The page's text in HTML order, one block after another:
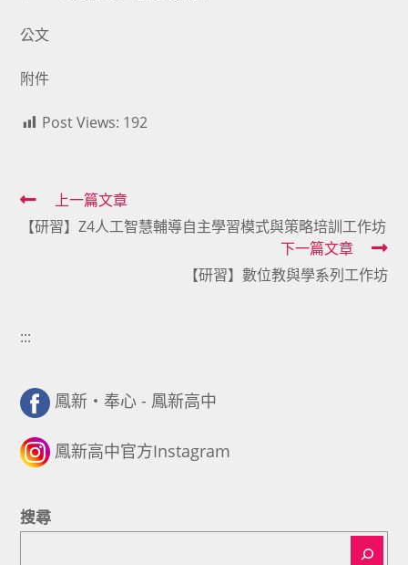
公文
附件
Post Views: 192
Read
more
上一篇文章
【研習】Z4人工智慧輔導自主學習模式與策略培訓工作坊
下一篇文章
【研習】數位教與學系列工作坊
:::
鳳新・奉心 - 鳳新高中
鳳新高中官方Instagram
搜尋